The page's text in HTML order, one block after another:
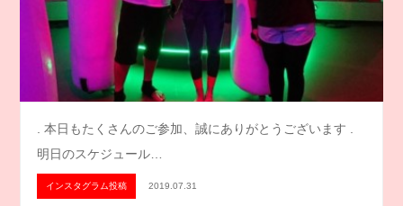
. 本日もたくさんのご参加、誠にありがとうございます .
明日のスケジュール…
インスタグラム投稿 2019.07.31